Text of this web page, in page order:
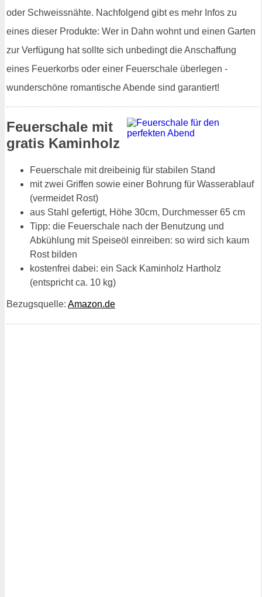
oder Schweissnähte. Nachfolgend gibt es mehr Infos zu
eines dieser Produkte: Wer in Dahn wohnt und einen Garten
zur Verfügung hat sollte sich unbedingt die Anschaffung
eines Feuerkorbs oder einer Feuerschale überlegen -
wunderschöne romantische Abende sind garantiert!
Feuerschale mit
gratis Kaminholz
Feuerschale mit dreibeinig für stabilen Stand
mit zwei Griffen sowie einer Bohrung für Wasserablauf
(vermeidet Rost)
aus Stahl gefertigt, Höhe 30cm, Durchmesser 65 cm
Tipp: die Feuerschale nach der Benutzung und
Abkühlung mit Speiseöl einreiben: so wird sich kaum
Rost bilden
kostenfrei dabei: ein Sack Kaminholz Hartholz
(entspricht ca. 10 kg)
Bezugsquelle: Amazon.de